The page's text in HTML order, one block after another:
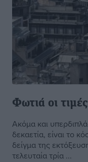
Φωτιά οι
Ακόμα και
δεκαετία, είναι το
δείγμα της
τελευταία τρία ...